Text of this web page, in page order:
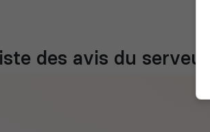
des avis du serveur